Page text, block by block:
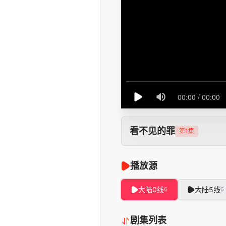
看不见的罪 第1集
播放源
大陆0线6 大陆5线6
剧集列表